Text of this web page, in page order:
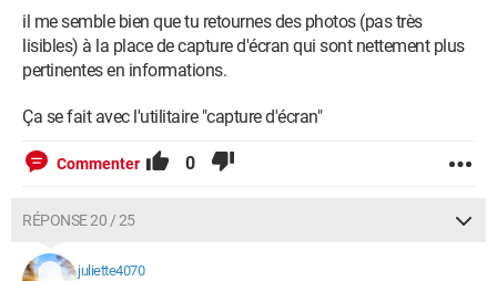
il me semble bien que tu retournes des photos (pas très
lisibles) à la place de capture d'écran qui sont nettement plus
pertinentes en informations.
Ça se fait avec l'utilitaire "capture d'écran"
Commenter 0
RÉPONSE 20 / 25
juliette4070